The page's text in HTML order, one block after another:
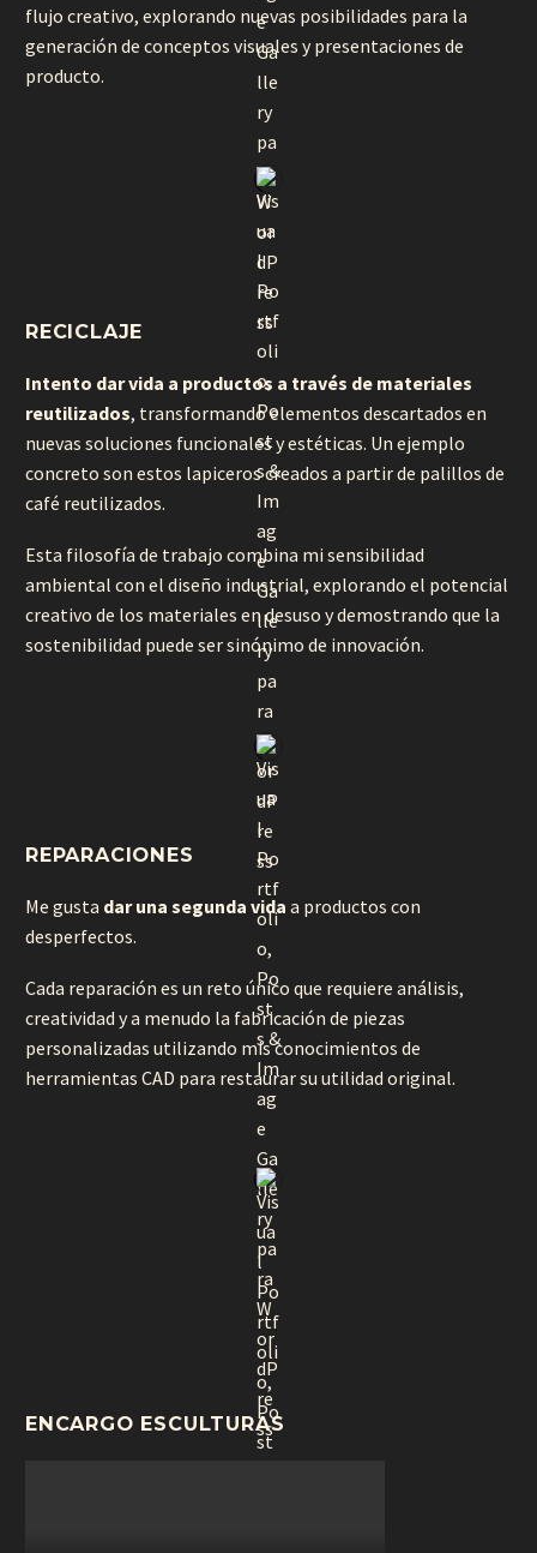
flujo creativo, explorando nuevas posibilidades para la
generación de conceptos visuales y presentaciones de
producto.
RECICLAJE
Intento dar vida a productos a través de materiales
reutilizados, transformando elementos descartados en
nuevas soluciones funcionales y estéticas. Un ejemplo
concreto son estos lapiceros creados a partir de palillos de
café reutilizados.
Esta filosofía de trabajo combina mi sensibilidad
ambiental con el diseño industrial, explorando el potencial
creativo de los materiales en desuso y demostrando que la
sostenibilidad puede ser sinónimo de innovación.
REPARACIONES
Me gusta dar una segunda vida a productos con
desperfectos.
Cada reparación es un reto único que requiere análisis,
creatividad y a menudo la fabricación de piezas
personalizadas utilizando mis conocimientos de
herramientas CAD para restaurar su utilidad original.
ENCARGO ESCULTURAS